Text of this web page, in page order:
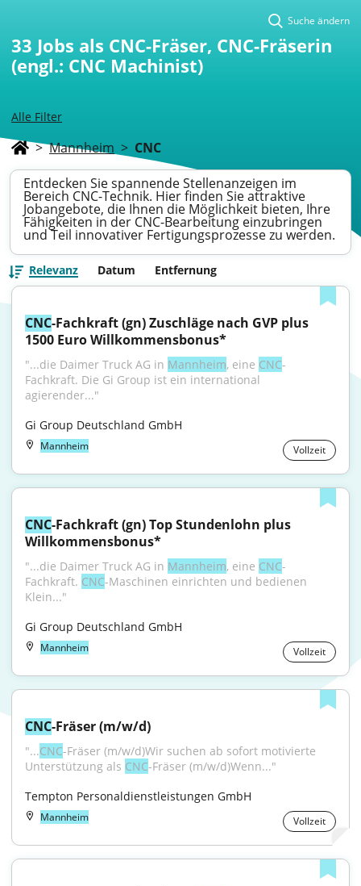
Alle Filter
Suche ändern
33 Jobs als CNC-Fräser, CNC-Fräserin
(engl.: CNC Machinist)
> Mannheim > CNC
Entdecken Sie spannende Stellenanzeigen im
Bereich CNC-Technik. Hier finden Sie attraktive
Jobangebote, die Ihnen die Möglichkeit bieten, Ihre
Fähigkeiten in der CNC-Bearbeitung einzubringen
und Teil innovativer Fertigungsprozesse zu werden.
Relevanz Datum Entfernung
CNC-Fachkraft (gn) Zuschläge nach GVP plus
1500 Euro Willkommensbonus*
"...die Daimer Truck AG in Mannheim, eine CNC-
Fachkraft. Die Gi Group ist ein international
agierender..."
Gi Group Deutschland GmbH
Mannheim Vollzeit
CNC-Fachkraft (gn) Top Stundenlohn plus
Willkommensbonus*
"...die Daimer Truck AG in Mannheim, eine CNC-
Fachkraft. CNC-Maschinen einrichten und bedienen
Klein..."
Gi Group Deutschland GmbH
Mannheim Vollzeit
CNC-Fräser (m/w/d)
"...CNC-Fräser (m/w/d)Wir suchen ab sofort motivierte
Unterstützung als CNC-Fräser (m/w/d)Wenn..."
Tempton Personaldienstleistungen GmbH
Mannheim Vollzeit